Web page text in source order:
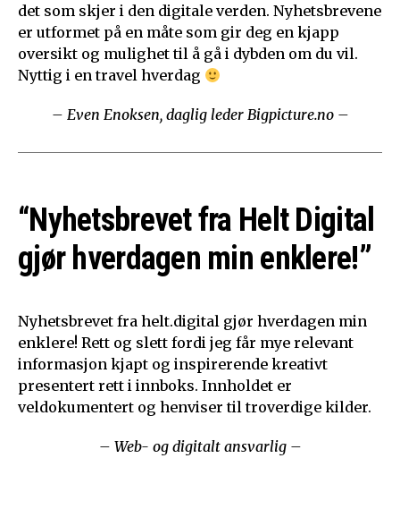
det som skjer i den digitale verden. Nyhetsbrevene
er utformet på en måte som gir deg en kjapp
oversikt og mulighet til å gå i dybden om du vil.
Nyttig i en travel hverdag
– Even Enoksen, daglig leder Bigpicture.no –
“Nyhetsbrevet fra Helt Digital
gjør hverdagen min enklere!”
Nyhetsbrevet fra helt.digital gjør hverdagen min
enklere! Rett og slett fordi jeg får mye relevant
informasjon kjapt og inspirerende kreativt
presentert rett i innboks. Innholdet er
veldokumentert og henviser til troverdige kilder.
– Web- og digitalt ansvarlig –